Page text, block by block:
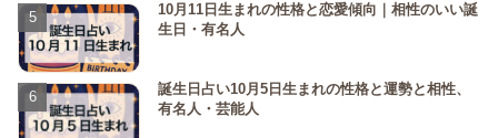
10月11日生まれの性格と恋愛傾向｜相性のいい誕
生日・有名人
誕生日占い10月5日生まれの性格と運勢と相性、
有名人・芸能人